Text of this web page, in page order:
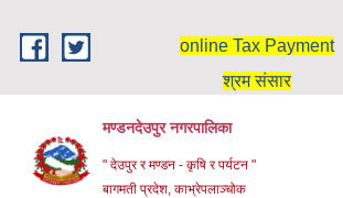
online Tax Payment
श्रम संसार
मण्डनदेउपुर नगरपालिका
" देउपुर र मण्डन - कृषि र पर्यटन "
बागमती प्रदेश, काभ्रेपलाञ्चोक